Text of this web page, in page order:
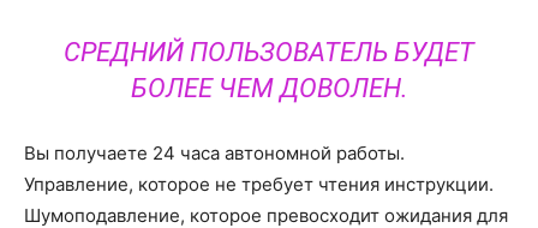
СРЕДНИЙ ПОЛЬЗОВАТЕЛЬ БУДЕТ
БОЛЕЕ ЧЕМ ДОВОЛЕН.
Вы получаете 24 часа автономной работы.
Управление, которое не требует чтения инструкции.
Шумоподавление, которое превосходит ожидания для